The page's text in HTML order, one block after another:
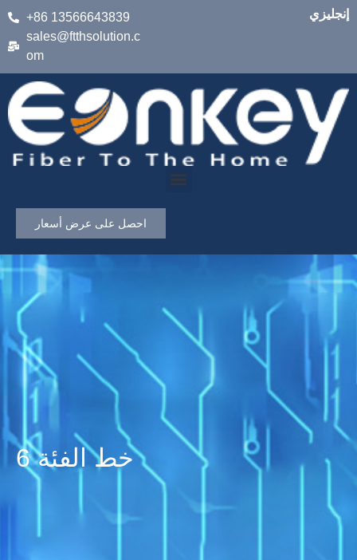
+86 13566643839
sales@ftthsolution.c
om
إنجليزي
احصل على عرض أسعار
خط الفئة 6